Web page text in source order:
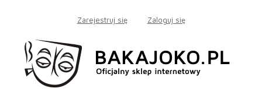
Zarejestruj się Zaloguj się